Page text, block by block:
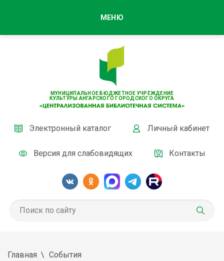
МУНИЦИПАЛЬНОЕ БЮДЖЕТНОЕ УЧРЕЖДЕНИЕ
КУЛЬТУРЫ АНГАРСКОГО ГОРОДСКОГО ОКРУГА
Электронный каталог Личный кабинет
Версия для слабовидящих Контакты
МЕНЮ
Главная События